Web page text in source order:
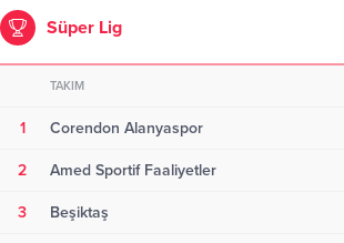
Süper Lig
TAKIM
1 Corendon Alanyaspor
2 Amed Sportif Faaliyetler
3 Beşiktaş